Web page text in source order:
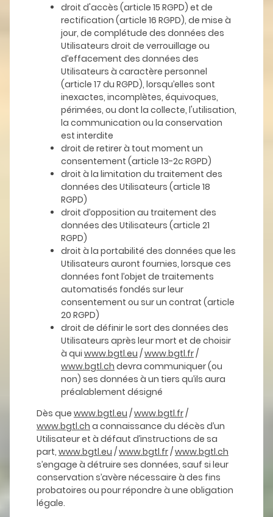
droit d'accès (article 15 RGPD) et de
rectification (article 16 RGPD), de mise à
jour, de complétude des données des
Utilisateurs droit de verrouillage ou
d’effacement des données des
Utilisateurs à caractère personnel
(article 17 du RGPD), lorsqu’elles sont
inexactes, incomplètes, équivoques,
périmées, ou dont la collecte, l'utilisation,
la communication ou la conservation
est interdite
droit de retirer à tout moment un
consentement (article 13-2c RGPD)
droit à la limitation du traitement des
données des Utilisateurs (article 18
RGPD)
droit d’opposition au traitement des
données des Utilisateurs (article 21
RGPD)
droit à la portabilité des données que les
Utilisateurs auront fournies, lorsque ces
données font l’objet de traitements
automatisés fondés sur leur
consentement ou sur un contrat (article
20 RGPD)
droit de définir le sort des données des
Utilisateurs après leur mort et de choisir
à qui www.bgtl.eu /www.bgtl.fr/
www.bgtl.ch devra communiquer (ou
non) ses données à un tiers qu’ils aura
préalablement désigné
Dès que www.bgtl.eu /www.bgtl.fr/
www.bgtl.ch a connaissance du décès d’un
Utilisateur et à défaut d’instructions de sa
part, www.bgtl.eu /www.bgtl.fr/www.bgtl.ch
s’engage à détruire ses données, sauf si leur
conservation s’avère nécessaire à des fins
probatoires ou pour répondre à une obligation
légale.